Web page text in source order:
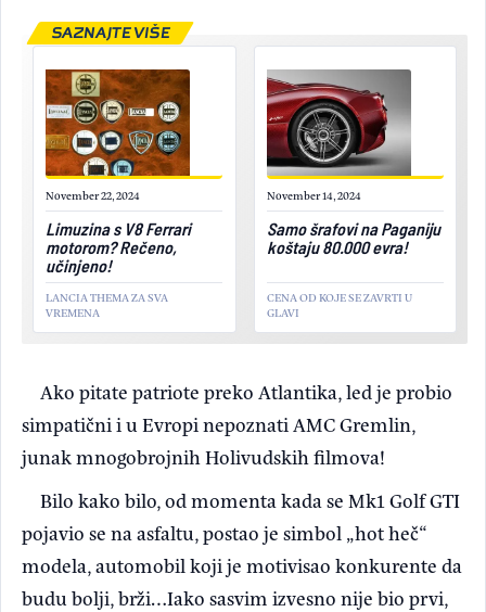
November 22, 2024
Limuzina s V8 Ferrari
motorom? Rečeno,
učinjeno!
LANCIA THEMA ZA SVA
VREMENA
November 14, 2024
Samo šrafovi na Paganiju
koštaju 80.000 evra!
CENA OD KOJE SE ZAVRTI U
GLAVI
SAZNAJTE VIŠE
Ako pitate patriote preko Atlantika, led je probio
simpatični i u Evropi nepoznati AMC Gremlin,
junak mnogobrojnih Holivudskih filmova!
Bilo kako bilo, od momenta kada se Mk1 Golf GTI
pojavio se na asfaltu, postao je simbol „hot heč“
modela, automobil koji je motivisao konkurente da
budu bolji, brži…Iako sasvim izvesno nije bio prvi,